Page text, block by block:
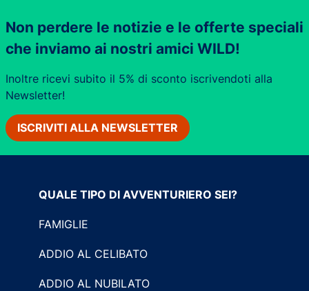
Non perdere le notizie e le offerte speciali
che inviamo ai nostri amici WILD!
Inoltre ricevi subito il 5% di sconto iscrivendoti alla
Newsletter!
ISCRIVITI ALLA NEWSLETTER
QUALE TIPO DI AVVENTURIERO SEI?
FAMIGLIE
ADDIO AL CELIBATO
ADDIO AL NUBILATO